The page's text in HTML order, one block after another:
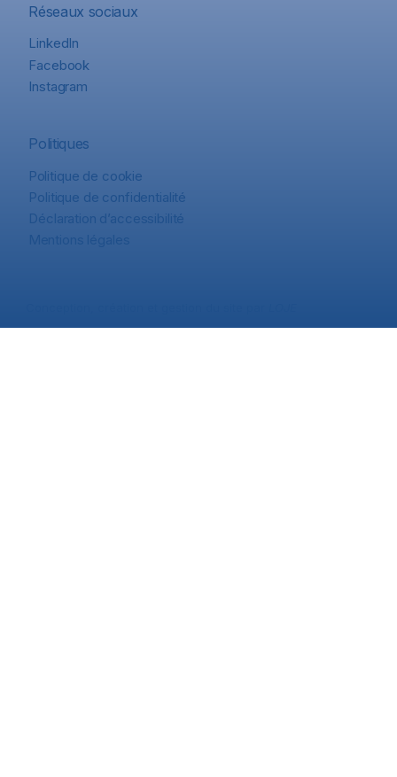
Réseaux sociaux
LinkedIn
Facebook
Instagram
Politiques
Politique de cookie
Politique de confidentialité
Déclaration d’accessibilité
Mentions légales